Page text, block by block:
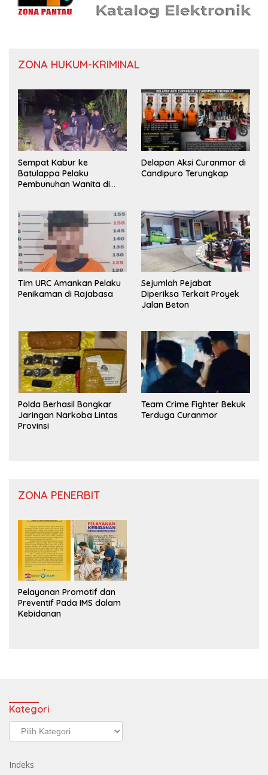
ZONA HUKUM-KRIMINAL
Sempat Kabur ke
Batulappa Pelaku
Pembunuhan Wanita di
Delapan Aksi Curanmor di
Candipuro Terungkap
Tim URC Amankan Pelaku
Penikaman di Rajabasa
Sejumlah Pejabat
Diperiksa Terkait Proyek
Jalan Beton
Polda Berhasil Bongkar
Jaringan Narkoba Lintas
Provinsi
Team Crime Fighter Bekuk
Terduga Curanmor
ZONA PENERBIT
Pelayanan Promotif dan
Preventif Pada IMS dalam
Kebidanan
Kategori
Kategori
Indeks